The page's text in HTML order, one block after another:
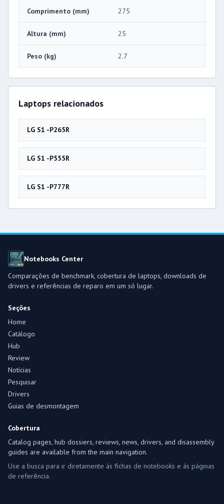
Comprimento (mm) 275
Altura (mm) 25
Peso (kg) 2.7
Laptops relacionados
LG S1 -P265R
LG S1 -P555R
LG S1 -P777R
Notebooks Center
Comparações de benchmark, cobertura de laptops, downloads de
drivers e referências de reparo em um só lugar.
Seções
Home
Catálogo
Hub
Review
Notícias
Pesquisar
Drivers
Guias de desmontagem
Cobertura
Catalog pages, hub dossiers, reviews, news, drivers, and disassembly
guides are available from the main navigation.
Use a busca para ir diretamente às fichas de notebooks e às páginas
de referência.